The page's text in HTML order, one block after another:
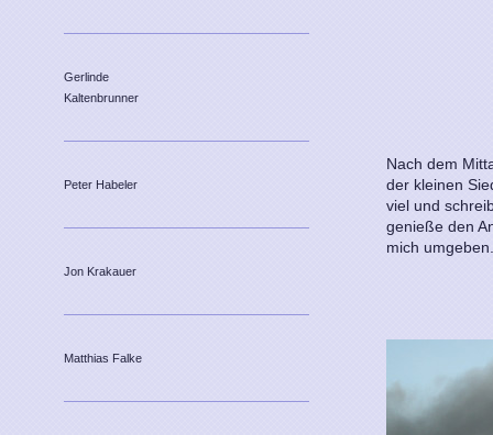
Nach dem
der kleinen
viel und
genieße den
mich
Gerlinde
Kaltenbrunner
Peter Habeler
Jon Krakauer
Matthias Falke